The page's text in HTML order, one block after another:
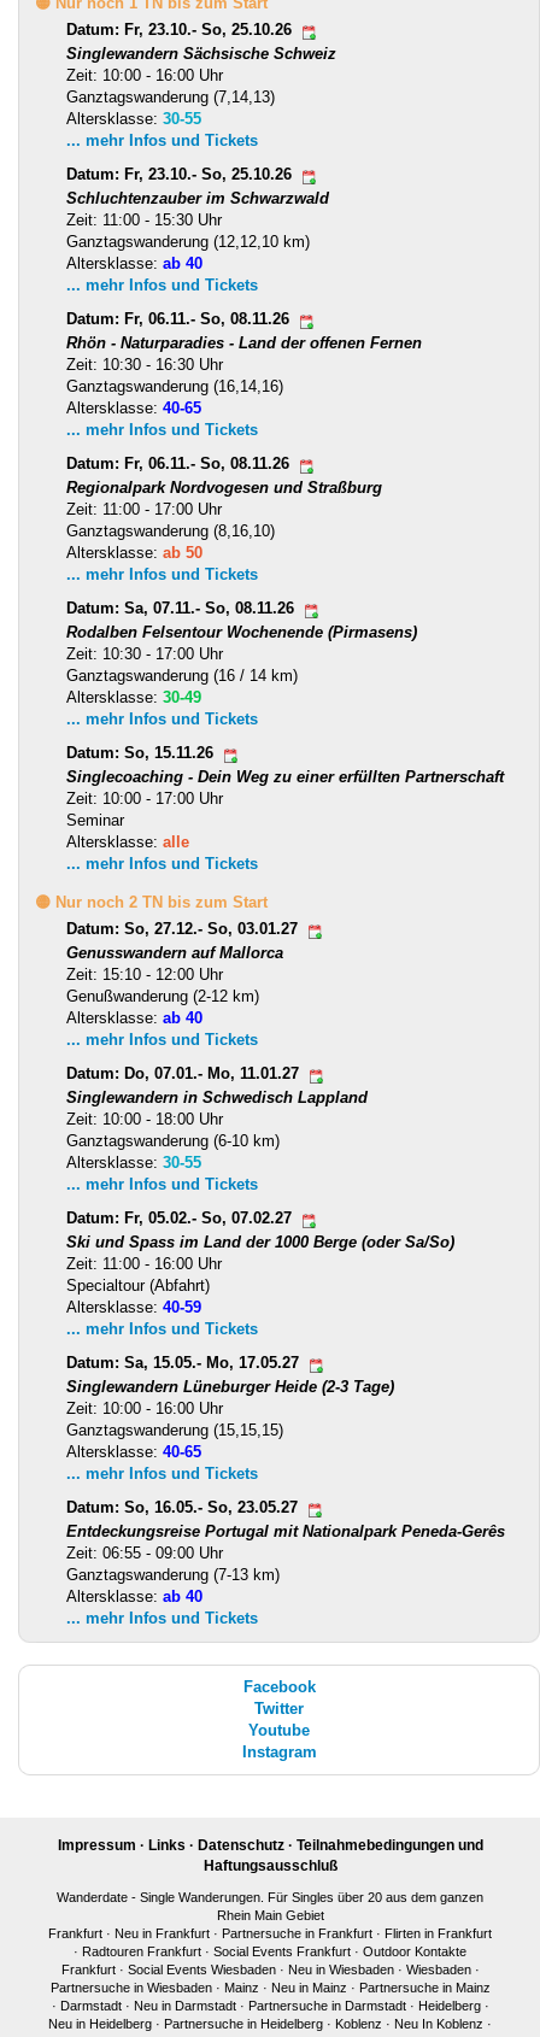
Datum: Fr, 23.10.- So, 25.10.26
Singlewandern Sächsische Schweiz
Zeit: 10:00 - 16:00 Uhr
Ganztagswanderung (7,14,13)
Altersklasse: 30-55
... mehr Infos und Tickets
Datum: Fr, 23.10.- So, 25.10.26
Schluchtenzauber im Schwarzwald
Zeit: 11:00 - 15:30 Uhr
Ganztagswanderung (12,12,10 km)
Altersklasse: ab 40
... mehr Infos und Tickets
Datum: Fr, 06.11.- So, 08.11.26
Rhön - Naturparadies - Land der offenen Fernen
Zeit: 10:30 - 16:30 Uhr
Ganztagswanderung (16,14,16)
Altersklasse: 40-65
... mehr Infos und Tickets
Datum: Fr, 06.11.- So, 08.11.26
Regionalpark Nordvogesen und Straßburg
Zeit: 11:00 - 17:00 Uhr
Ganztagswanderung (8,16,10)
Altersklasse: ab 50
... mehr Infos und Tickets
Datum: Sa, 07.11.- So, 08.11.26
Rodalben Felsentour Wochenende (Pirmasens)
Zeit: 10:30 - 17:00 Uhr
Ganztagswanderung (16 / 14 km)
Altersklasse: 30-49
... mehr Infos und Tickets
Datum: So, 15.11.26
Singlecoaching - Dein Weg zu einer erfüllten Partnerschaft
Zeit: 10:00 - 17:00 Uhr
Seminar
Altersklasse: alle
... mehr Infos und Tickets
🟡 Nur noch 2 TN bis zum Start
Datum: So, 27.12.- So, 03.01.27
Genusswandern auf Mallorca
Zeit: 15:10 - 12:00 Uhr
Genußwanderung (2-12 km)
Altersklasse: ab 40
... mehr Infos und Tickets
Datum: Do, 07.01.- Mo, 11.01.27
Singlewandern in Schwedisch Lappland
Zeit: 10:00 - 18:00 Uhr
Ganztagswanderung (6-10 km)
Altersklasse: 30-55
... mehr Infos und Tickets
Datum: Fr, 05.02.- So, 07.02.27
Ski und Spass im Land der 1000 Berge (oder Sa/So)
Zeit: 11:00 - 16:00 Uhr
Specialtour (Abfahrt)
Altersklasse: 40-59
... mehr Infos und Tickets
Datum: Sa, 15.05.- Mo, 17.05.27
Singlewandern Lüneburger Heide (2-3 Tage)
Zeit: 10:00 - 16:00 Uhr
Ganztagswanderung (15,15,15)
Altersklasse: 40-65
... mehr Infos und Tickets
Datum: So, 16.05.- So, 23.05.27
Entdeckungsreise Portugal mit Nationalpark Peneda-Gerês
Zeit: 06:55 - 09:00 Uhr
Ganztagswanderung (7-13 km)
Altersklasse: ab 40
... mehr Infos und Tickets
Facebook
Twitter
Youtube
Instagram
Impressum · Links · Datenschutz· Teilnahmebedingungen und
Haftungsausschluß
Wanderdate - Single Wanderungen. Für Singles über 20 aus dem ganzen
Rhein Main Gebiet
Frankfurt · Neu in Frankfurt · Partnersuche in Frankfurt · Flirten in Frankfurt
· Radtouren Frankfurt · Social Events Frankfurt · Outdoor Kontakte
Frankfurt· Social Events Wiesbaden· Neu in Wiesbaden· Wiesbaden·
Partnersuche in Wiesbaden· Mainz · Neu in Mainz · Partnersuche in Mainz
· Darmstadt· Neu in Darmstadt· Partnersuche in Darmstadt· Heidelberg·
Neu in Heidelberg · Partnersuche in Heidelberg · Koblenz · Neu In Koblenz ·